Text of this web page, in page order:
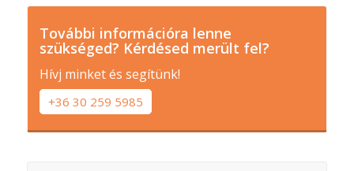
További információra lenne
szükséged? Kérdésed merült fel?
Hívj minket és segítünk!
+36 30 259 5985